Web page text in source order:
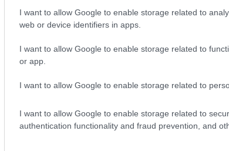
I want to allow Google to enable storage related to
web or device identifiers in apps.
I want to allow Google to enable storage related to
or app.
I want to allow Google to enable storage related to
I want to allow Google to enable storage related to
authentication functionality and fraud prevention, and